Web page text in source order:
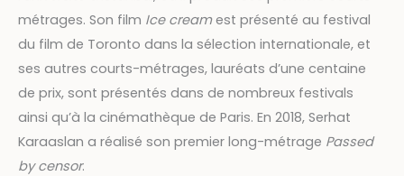
métrages. Son film Ice creamest présenté au festival
du film de Toronto dans la sélection internationale, et
ses autres courts-métrages, lauréats d’une centaine
de prix, sont présentés dans de nombreux festivals
ainsi qu’à la cinémathèque de Paris. En 2018, Serhat
Karaaslan a réalisé son premier long-métrage Passed
by censor.